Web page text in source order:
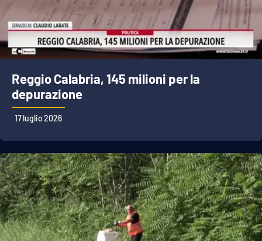
Reggio Calabria, 145 milioni per la
depurazione
17 luglio 2026